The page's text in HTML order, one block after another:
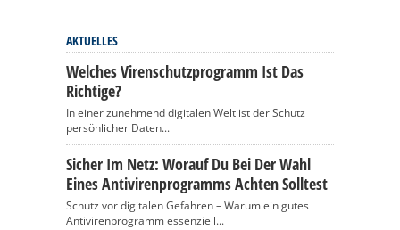
AKTUELLES
Welches Virenschutzprogramm Ist Das
Richtige?
In einer zunehmend digitalen Welt ist der Schutz
persönlicher Daten...
Sicher Im Netz: Worauf Du Bei Der Wahl
Eines Antivirenprogramms Achten Solltest
Schutz vor digitalen Gefahren – Warum ein gutes
Antivirenprogramm essenziell...